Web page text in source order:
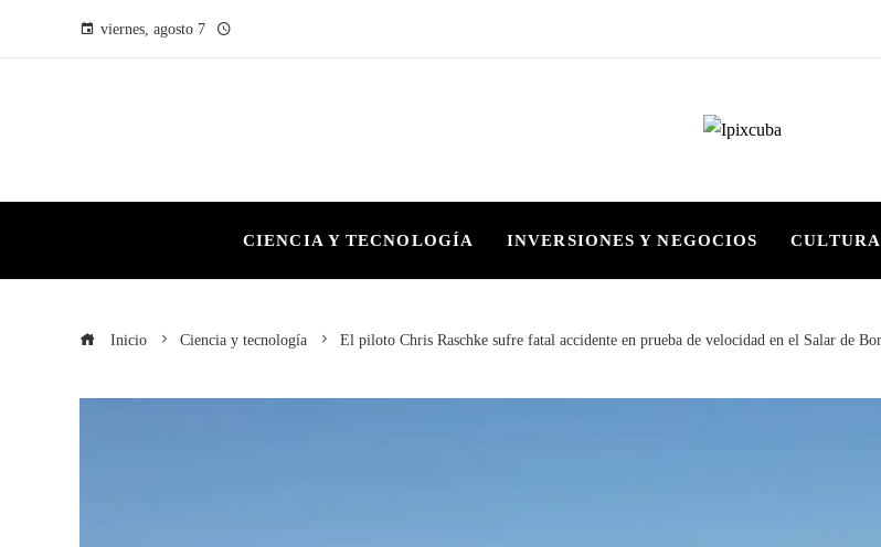
viernes, agosto 7
CIENCIA Y TECNOLOGÍA INVERSIONES Y NEGOCIOS
Inicio Ciencia y tecnología El piloto Chris Raschke sufre fatal accidente en prueba de velocidad en el Salar de